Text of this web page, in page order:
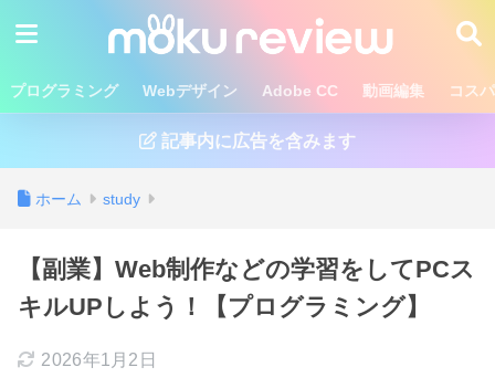
プログラミング Webデザイン Adobe CC 動画編集 コス
記事内に広告を含みます
ホーム study
【副業】Web制作などの学習をしてPCス
キルUPしよう！【プログラミング】
2026年1月2日